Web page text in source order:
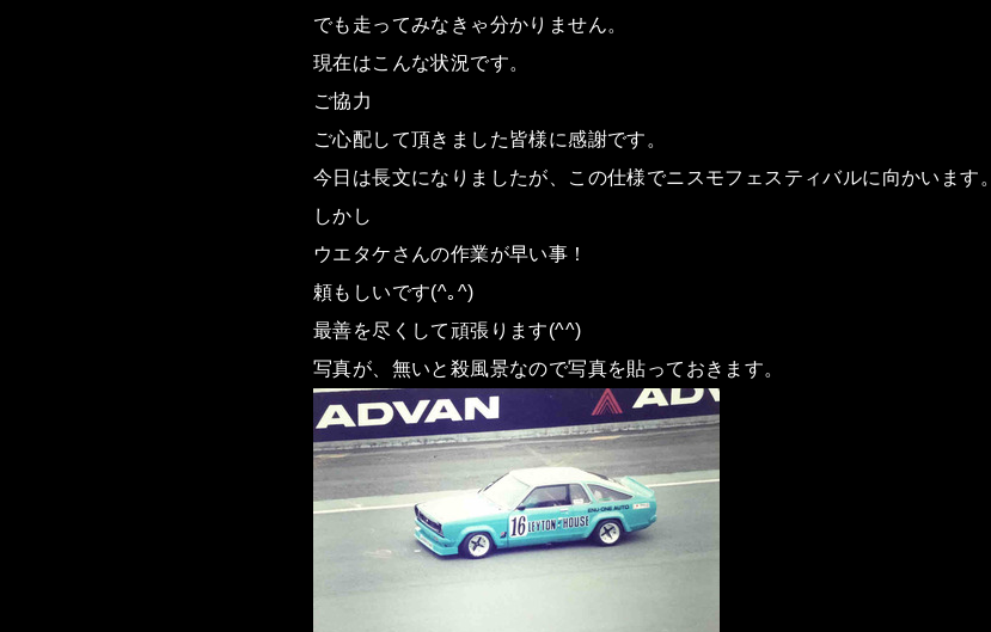
でも走ってみなきゃ分かりません。
現在はこんな状況です。
ご協力
ご心配して頂きました皆様に感謝です。
今日は長文になりましたが、この仕様でニスモフェスティバルに向かいます。
しかし
ウエタケさんの作業が早い事！
頼もしいです(^｡^)
最善を尽くして頑張ります(^^)
写真が、無いと殺風景なので写真を貼っておきます。